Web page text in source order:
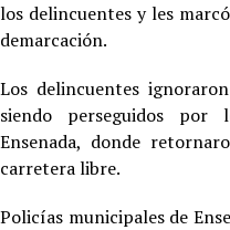
los delincuentes y les
demarcación.
Los delincuentes
siendo perseguidos por
Ensenada, donde
carretera libre.
Policías municipales de